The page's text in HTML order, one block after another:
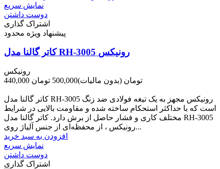
نمایش سریع
دوست داشتن
اشتراک گذاری
پیشنهاد ویژه محدود
کاتر گالنا مدل RH-3005 رونیکس
رونیکس
440,000 تومان (بدون مالیات)500,000 تومان
کاتر گالنا مدل RH-3005 رونیکس مجهز به یک تیغه فولادی ضد زنگ
است که با حداکثر استحکام ساخته شده و مقاومت بالایی در شرایط
مختلف کاری و فشار حاصل از برش دارد. کاتر گالنا مدل RH-3005
رونیکس ، از محفظه‌ای از جنس آلیاژ روی...
افزودن به سبد خرید
نمایش سریع
دوست داشتن
اشتراک گذاری